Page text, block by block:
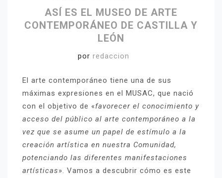
ASÍ ES EL MUSEO DE ARTE
CONTEMPORÁNEO DE CASTILLA Y
LEÓN
por redaccion
El arte contemporáneo tiene una de sus
máximas expresiones en el MUSAC, que nació
con el objetivo de «favorecer el conocimiento y
acceso del público al arte contemporáneo a la
vez que se asume un papel de estímulo a la
creación artística en nuestra Comunidad,
potenciando las diferentes manifestaciones
artísticas». Vamos a descubrir cómo es este